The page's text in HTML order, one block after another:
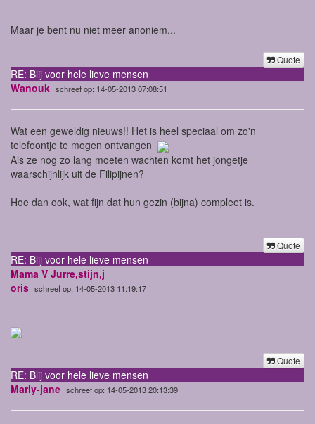
Maar je bent nu niet meer anoniem...
Quote
RE: Blij voor hele lieve mensen
Wanouk schreef op: 14-05-2013 07:08:51
Wat een geweldig nieuws!! Het is heel speciaal om zo'n
telefoontje te mogen ontvangen
Als ze nog zo lang moeten wachten komt het jongetje
waarschijnlijk uit de Filipijnen?
Hoe dan ook, wat fijn dat hun gezin (bijna) compleet is.
Quote
RE: Blij voor hele lieve mensen
Mama V Jurre,stijn,j
oris schreef op: 14-05-2013 11:19:17
Quote
RE: Blij voor hele lieve mensen
Marly-jane schreef op: 14-05-2013 20:13:39